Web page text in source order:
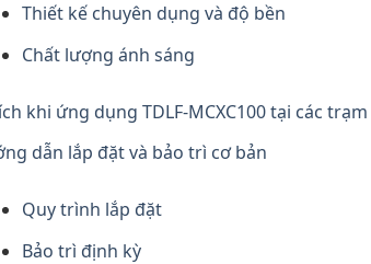
Thiết kế chuyên dụng và độ bền
Chất lượng ánh sáng
khi ứng dụng TDLF-MCXC100 tại các
dẫn lắp đặt và bảo trì cơ bản
Quy trình lắp đặt
Bảo trì định kỳ